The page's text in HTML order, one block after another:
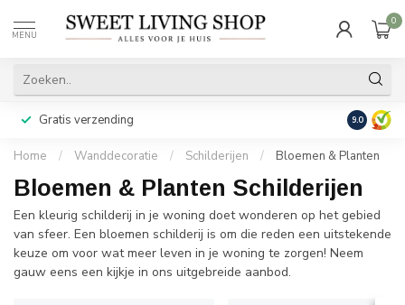
MENU
0
Gratis verzending Achteraf
9.0
Home / Wanddecoratie / Schilderijen / Bloemen & Planten
Bloemen & Planten Schilderijen
Een kleurig schilderij in je woning doet wonderen op het gebied
van sfeer. Een bloemen schilderij is om die reden een uitstekende
keuze om voor wat meer leven in je woning te zorgen! Neem
gauw eens een kijkje in ons uitgebreide aanbod.